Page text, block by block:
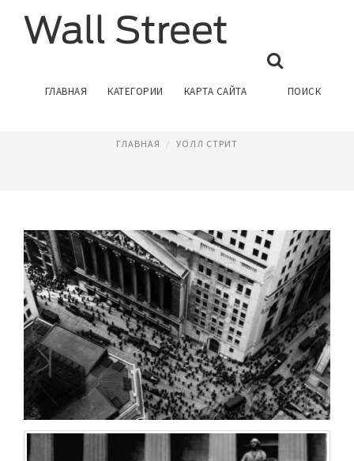
ГЛАВНАЯ КАТЕГОРИИ КАРТА САЙТА ПОИСК
КРАХ УОЛЛ СТРИТ 1929
ГЛАВНАЯ УОЛЛ СТРИТ